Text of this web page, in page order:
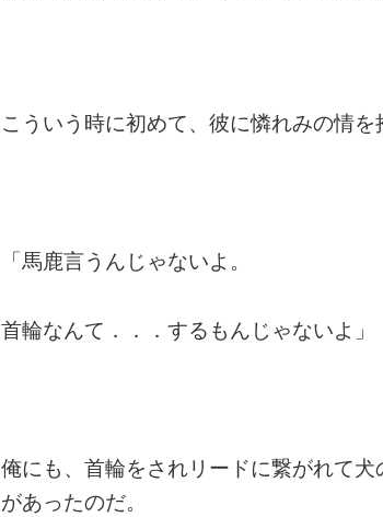
こういう時に初めて、彼に憐れみの情を
「馬鹿言うんじゃないよ。
首輪なんて．．．するもんじゃないよ」
俺にも、首輪をされリードに繋がれて
があったのだ。